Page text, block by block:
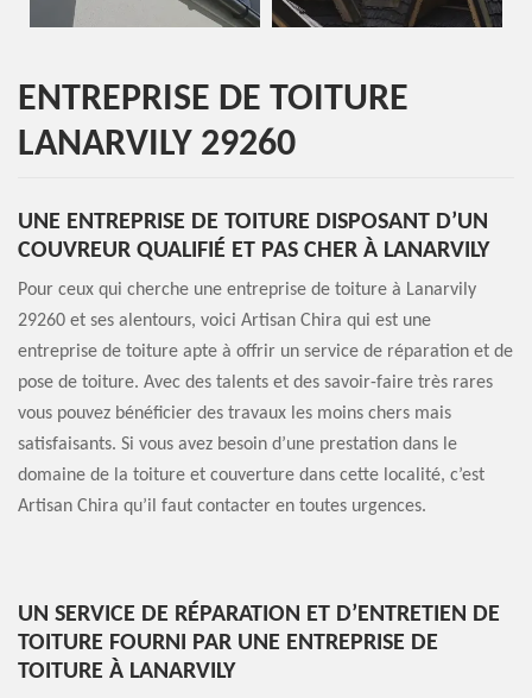
ENTREPRISE DE TOITURE
LANARVILY 29260
UNE ENTREPRISE DE TOITURE DISPOSANT D’UN
COUVREUR QUALIFIÉ ET PAS CHER À LANARVILY
Pour ceux qui cherche une entreprise de toiture à Lanarvily
29260 et ses alentours, voici Artisan Chira qui est une
entreprise de toiture apte à offrir un service de réparation et de
pose de toiture. Avec des talents et des savoir-faire très rares
vous pouvez bénéficier des travaux les moins chers mais
satisfaisants. Si vous avez besoin d’une prestation dans le
domaine de la toiture et couverture dans cette localité, c’est
Artisan Chira qu’il faut contacter en toutes urgences.
UN SERVICE DE RÉPARATION ET D’ENTRETIEN DE
TOITURE FOURNI PAR UNE ENTREPRISE DE
TOITURE À LANARVILY